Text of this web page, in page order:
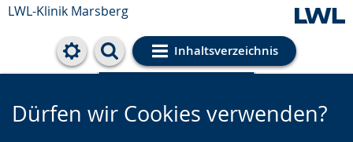
LWL-Klinik Marsberg
Inhaltsverzeichnis
Cookie-Einstellungen
Dürfen wir Cookies verwenden?